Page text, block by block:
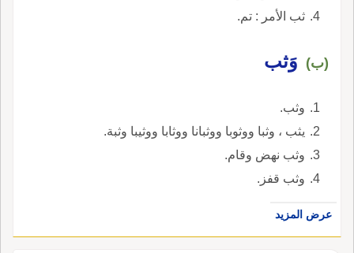
ثب الأمر : تم.
(ب) وَثب
وثب.
يثب ، وثبا ووثوبا ووثبانا ووثابا ووثيبا وثبة.
وثب نهض وقام.
وثب قفز.
عرض المزيد